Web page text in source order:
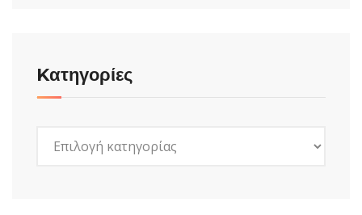
Kατηγορίες